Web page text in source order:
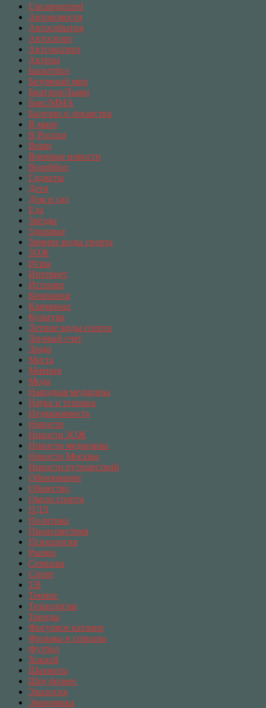
Uncategorized
Автоновости
Автособытия
Автоспорт
Автоэксперт
Актеры
Баскетбол
Безумный мир
Биатлон/Лыжи
Бокс/MMA
Болезни и лекарства
В мире
В России
Вещи
Военные новости
Волейбол
Гаджеты
Дети
Дом и сад
Еда
Звёзды
Здоровье
Зимние виды спорта
ЗОЖ
Игры
Интернет
Истории
Компании
Криминал
Культура
Летние виды спорта
Личный счет
Люди
Места
Мнения
Мода
Народная медицина
Наука и техника
Недвижимость
Новости
Новости ЗОЖ
Новости медицины
Новости Москвы
Новости путешествий
Образование
Общество
Около спорта
ПДД
Политика
Происшествия
Психология
Рынки
Сериалы
Спорт
ТВ
Теннис
Технологии
Тренды
Фигурное катание
Фильмы и сериалы
Футбол
Хоккей
Шахматы
Шоу-бизнес
Экология
Экономика